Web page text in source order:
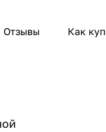
Отзывы Как